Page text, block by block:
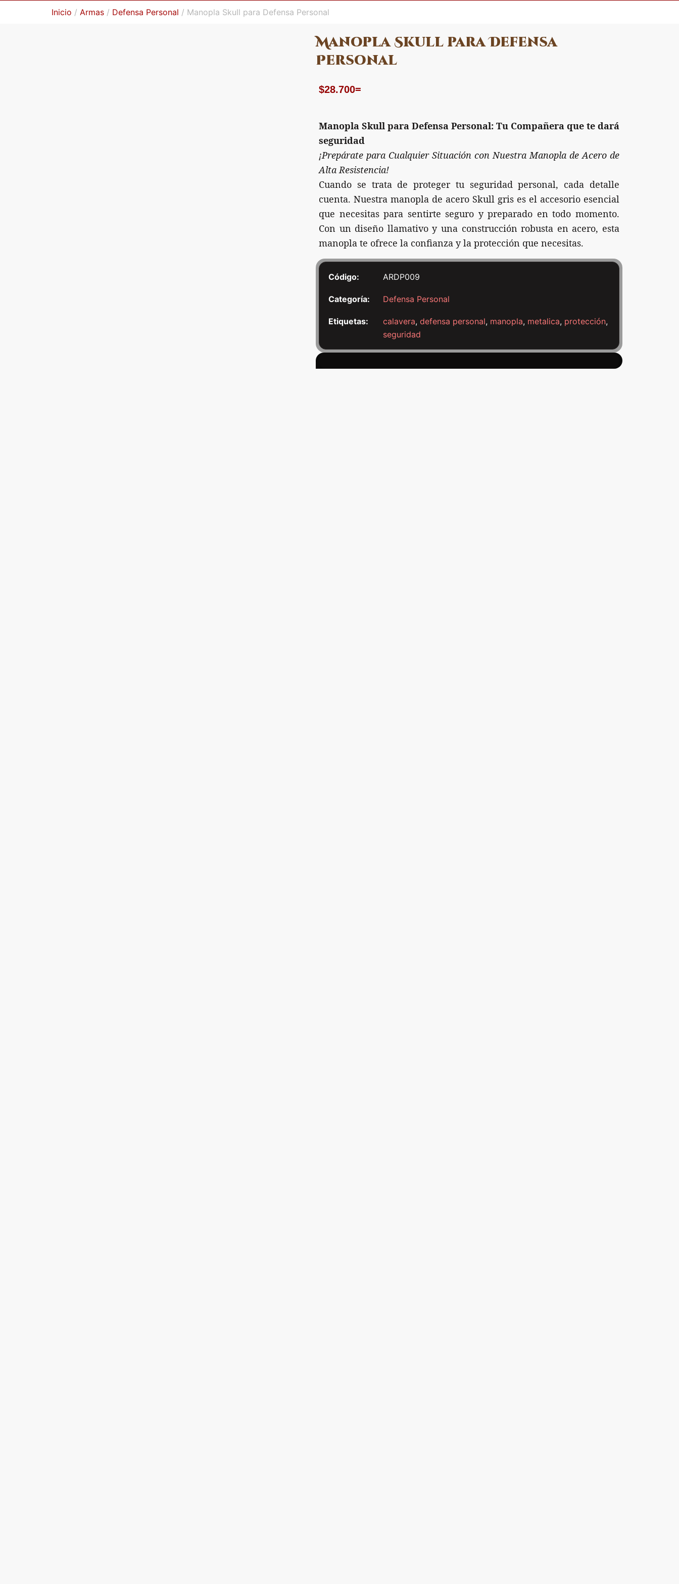
Inicio / Armas / Defensa Personal / Manopla Skull para Defensa Personal
Manopla Skull para Defensa
Personal
$28.700=
Manopla Skull para Defensa Personal: Tu Compañera que te dará
seguridad
¡Prepárate para Cualquier Situación con Nuestra Manopla de Acero de
Alta Resistencia!
Cuando se trata de proteger tu seguridad personal, cada detalle
cuenta. Nuestra manopla de acero Skull gris es el accesorio esencial
que necesitas para sentirte seguro y preparado en todo momento.
Con un diseño llamativo y una construcción robusta en acero, esta
manopla te ofrece la confianza y la protección que necesitas.
Código: ARDP009
Categoría: Defensa Personal
Etiquetas: calavera, defensa personal, manopla, metalica, protección,
seguridad